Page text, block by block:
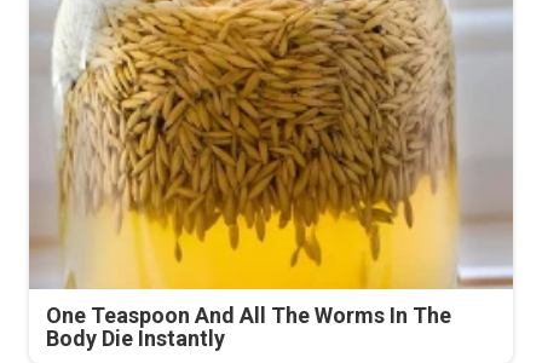
One Teaspoon And All The Worms In The
Body Die Instantly